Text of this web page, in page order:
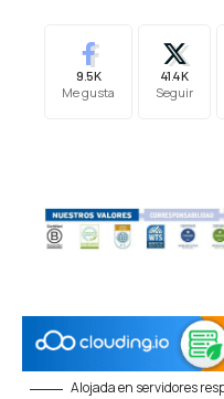
9.5K
Me gusta
41.4K
Seguir
Alojada en servidores